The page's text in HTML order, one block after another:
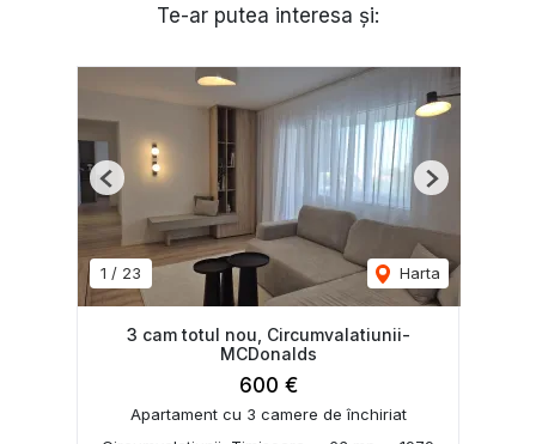
Te-ar putea interesa și:
1 / 23 Harta
Previous Next
3 cam totul nou, Circumvalatiunii-
MCDonalds
600 €
Apartament cu 3 camere de închiriat